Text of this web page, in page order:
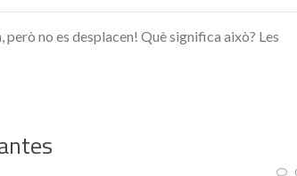
no es desplacen! Què significa això? Les